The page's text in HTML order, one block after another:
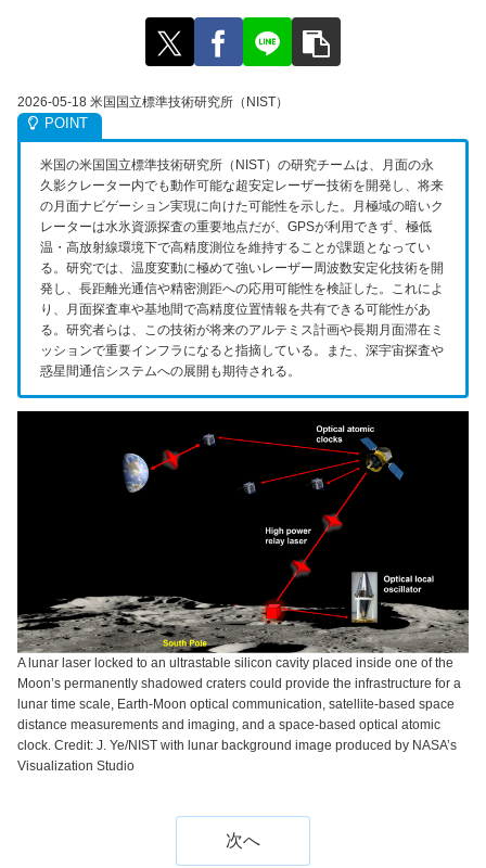
2026-05-18 米国国立標準技術研究所（NIST）
米国の米国国立標準技術研究所（NIST）の研究チームは、月面の永
久影クレーター内でも動作可能な超安定レーザー技術を開発し、将来
の月面ナビゲーション実現に向けた可能性を示した。月極域の暗いク
レーターは水氷資源探査の重要地点だが、GPSが利用できず、極低
温・高放射線環境下で高精度測位を維持することが課題となってい
る。研究では、温度変動に極めて強いレーザー周波数安定化技術を開
発し、長距離光通信や精密測距への応用可能性を検証した。これによ
り、月面探査車や基地間で高精度位置情報を共有できる可能性があ
る。研究者らは、この技術が将来のアルテミス計画や長期月面滞在ミ
ッションで重要インフラになると指摘している。また、深宇宙探査や
惑星間通信システムへの展開も期待される。
A lunar laser locked to an ultrastable silicon cavity placed inside one of the
Moon’s permanently shadowed craters could provide the infrastructure for a
lunar time scale, Earth-Moon optical communication, satellite-based space
distance measurements and imaging, and a space-based optical atomic
clock. Credit: J. Ye/NIST with lunar background image produced by NASA’s
Visualization Studio
次へ